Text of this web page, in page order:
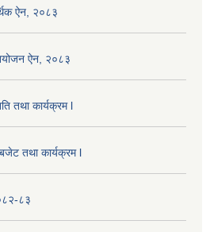
ऐन, २०८३
ऐन, २०८३
तथा कार्यक्रम l
तथा कार्यक्रम l
८३